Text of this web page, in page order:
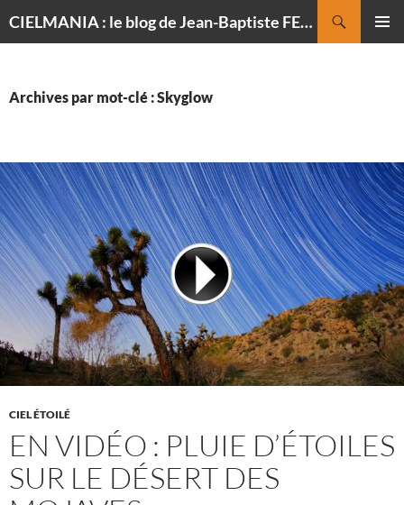
CIELMANIA : le blog de Jean-Baptiste FELDMANN, photographe du ciel
Archives par mot-clé : Skyglow
CIEL ÉTOILÉ
EN VIDÉO : PLUIE D’ÉTOILES
SUR LE DÉSERT DES